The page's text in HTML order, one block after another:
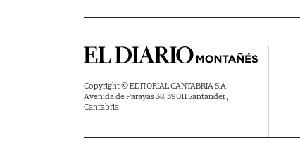
Copyright © EDITORIAL CANTABRIA S.A.
Avenida de Parayas 38, 39011 Santander ,
Cantabria